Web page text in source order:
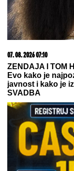
07. 08. 2026 07:10
ZENDAJA I TOM
Evo kako je
javnost i kako je
SVADBA